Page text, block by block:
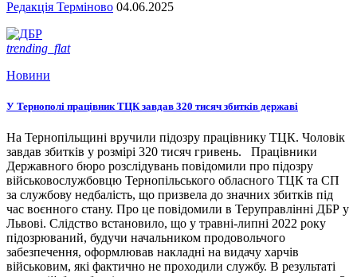
Редакція Терміново 04.06.2025
trending_flat
Новини
У Тернополі працівник ТЦК завдав 320 тисяч збитків державі
На Тернопільщині вручили підозру працівнику ТЦК. Чоловік
завдав збитків у розмірі 320 тисяч гривень. Працівники
Державного бюро розслідувань повідомили про підозру
військовослужбовцю Тернопільського обласного ТЦК та СП
за службову недбалість, що призвела до значних збитків під
час воєнного стану. Про це повідомили в Теруправлінні ДБР у
Львові. Слідство встановило, що у травні-липні 2022 року
підозрюваний, будучи начальником продовольчого
забезпечення, оформлював накладні на видачу харчів
військовим, які фактично не проходили службу. В результаті